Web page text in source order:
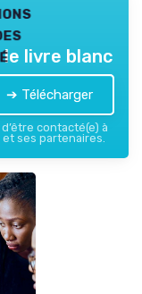
livre blanc
➔ Télécharger
contacté(e) à
ses partenaires.